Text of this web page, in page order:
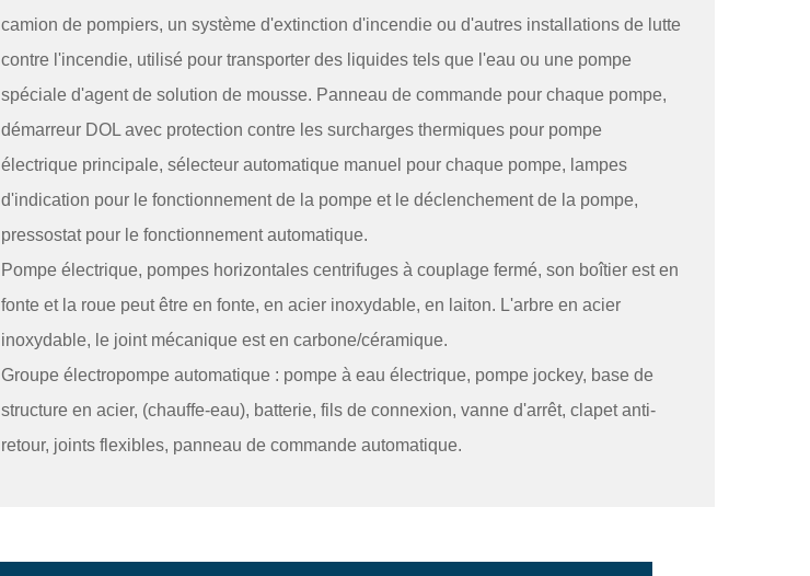
camion de pompiers, un système d'extinction d'incendie ou d'autres installations de lutte
contre l'incendie, utilisé pour transporter des liquides tels que l'eau ou une pompe
spéciale d'agent de solution de mousse. Panneau de commande pour chaque pompe,
démarreur DOL avec protection contre les surcharges thermiques pour pompe
électrique principale, sélecteur automatique manuel pour chaque pompe, lampes
d'indication pour le fonctionnement de la pompe et le déclenchement de la pompe,
pressostat pour le fonctionnement automatique.
Pompe électrique, pompes horizontales centrifuges à couplage fermé, son boîtier est en
fonte et la roue peut être en fonte, en acier inoxydable, en laiton. L'arbre en acier
inoxydable, le joint mécanique est en carbone/céramique.
Groupe électropompe automatique : pompe à eau électrique, pompe jockey, base de
structure en acier, (chauffe-eau), batterie, fils de connexion, vanne d'arrêt, clapet anti-
retour, joints flexibles, panneau de commande automatique.